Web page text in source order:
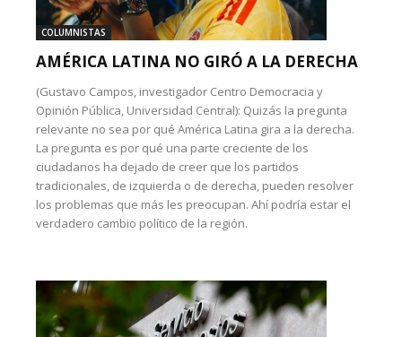
COLUMNISTAS
AMÉRICA LATINA NO GIRÓ A LA DERECHA
(Gustavo Campos, investigador Centro Democracia y
Opinión Pública, Universidad Central): Quizás la pregunta
relevante no sea por qué América Latina gira a la derecha.
La pregunta es por qué una parte creciente de los
ciudadanos ha dejado de creer que los partidos
tradicionales, de izquierda o de derecha, pueden resolver
los problemas que más les preocupan. Ahí podría estar el
verdadero cambio político de la región.